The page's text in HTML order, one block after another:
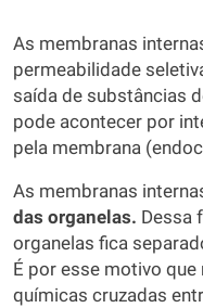
As membranas
permeabilidade
saída de substâncias
pode acontecer por
pela membrana
As membranas
das organelas. Dessa
organelas fica
É por esse motivo
químicas cruzadas